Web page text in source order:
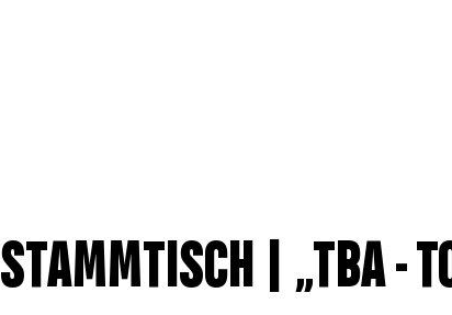
STAMMTISCH | „TBA -